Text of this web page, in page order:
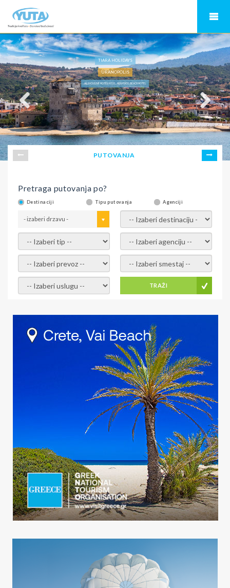
TIARA HOLIDAYS
URANOPOLIS
ALL INCLUSIVE HOTELI ATOS, AKRATHOS BEACH HOTEL
PUTOVANJA
Pretraga putovanja po?
Destinaciji Tipu putovanja Agenciji
- izaberi drzavu - - izaberi destinaciju -
- izaberi tip - - izaberi agenciju -
- izaberi prevoz - - Izaberite smestaj -
- Izaberite uslugu - TRAŽI